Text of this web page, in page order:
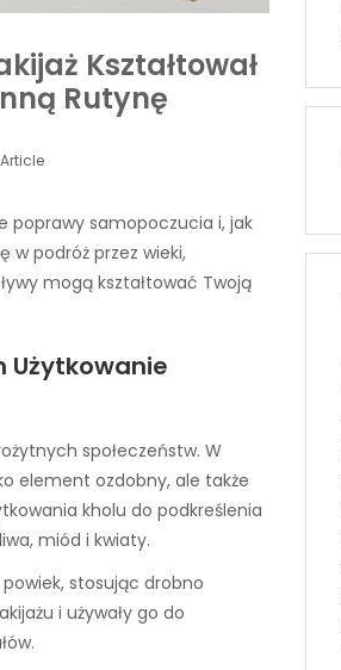
Kształtował
Rutynę
Article
poprawy samopoczucia i, jak
w podróż przez wieki,
mogą kształtować Twoją
Użytkowanie
społeczeństw. W
element ozdobny, ale także
kholu do podkreślenia
miód i kwiaty.
stosując drobno
i używały go do